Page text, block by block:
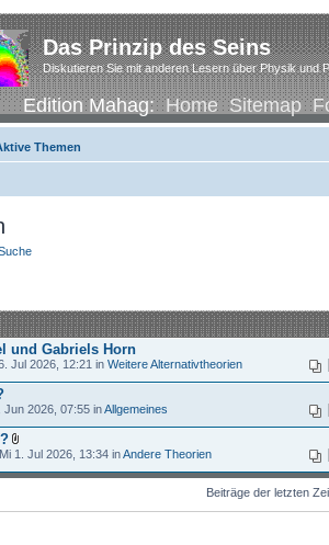
Das Prinzip des Seins
Diskutieren Sie mit anderen Lesern über Physik und
Edition Mahag:Home Sitemap
Themen
und Gabriels Horn
Jul 2026, 12:21 in Weitere Alternativtheorien
Jun 2026, 07:55 inAllgemeines
1. Jul 2026, 13:34 inAndere Theorien
Beiträge der letzten